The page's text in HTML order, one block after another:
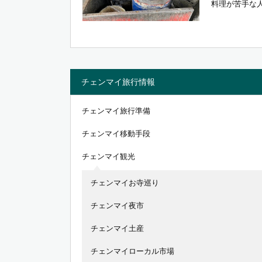
料理が苦手な
チェンマイ旅行情報
チェンマイ旅行準備
チェンマイ移動手段
チェンマイ観光
チェンマイお寺巡り
チェンマイ夜市
チェンマイ土産
チェンマイローカル市場